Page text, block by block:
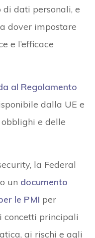
dati personali, e
dover impostare
e l’efficace
al Regolamento
dalla UE e
e delle
la Federal
un documento
le PMI per
concetti principali
ai rischi e agli